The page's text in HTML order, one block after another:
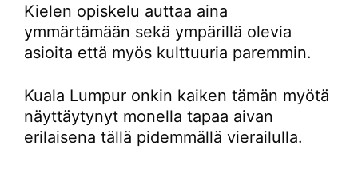
Kielen opiskelu auttaa aina
ymmärtämään sekä ympärillä olevia
asioita että myös kulttuuria paremmin.
Kuala Lumpur onkin kaiken tämän myötä
näyttäytynyt monella tapaa aivan
erilaisena tällä pidemmällä vierailulla.